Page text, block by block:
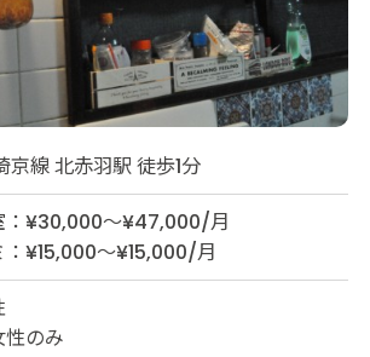
京線 北赤羽駅 徒歩1分
：¥30,000～¥47,000/月
：¥15,000～¥15,000/月
のみ